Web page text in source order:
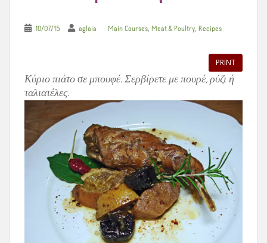
10/07/15 aglaia Main Courses, Meat & Poultry, Recipes
PRINT
Κύριο πιάτο σε μπουφέ. Σερβίρετε με πουρέ, ρύζι ή
ταλιατέλες.